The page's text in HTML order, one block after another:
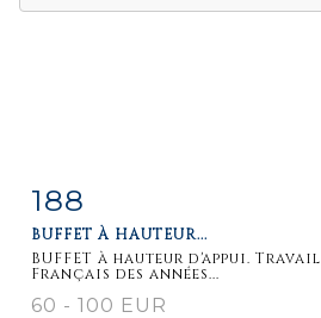
Item detail
188
BUFFET À HAUTEUR...
BUFFET à hauteur d'appui. Travail
Français des années...
60 - 100 EUR